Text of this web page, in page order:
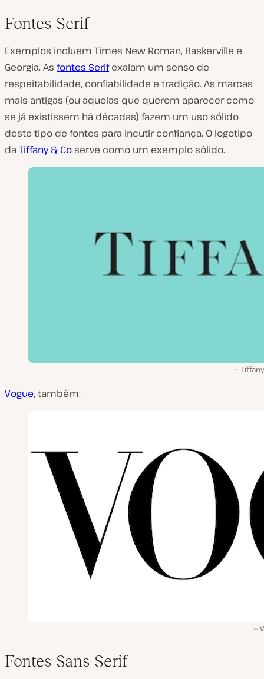
Fontes Serif
Exemplos incluem Times New Roman, Baskerville e
Georgia. As fontes Serifexalam um senso de
respeitabilidade, confiabilidade e tradição. As marcas
mais antigas (ou aquelas que querem aparecer como
se já existissem há décadas) fazem um uso sólido
deste tipo de fontes para incutir confiança. O logotipo
da Tiffany & Co serve como um exemplo sólido.
Vogue, também:
Fontes Sans Serif